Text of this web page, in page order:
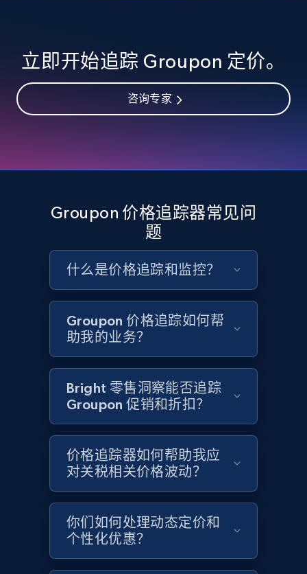
URL, Product id, Title, Product description,
Google Shopping - collects products from
web using keywords
URL, Product id, Title, Product description,
Rating, Reviews count, Images, Variations, and
2.4K+ 199+ 立即开始
Home Depot US
URL, Domain, Country code, Model number,
Sku, Product id, Product name, Manufacturer,
and more.
2.1K+ 355+ 立即开始
立即开始追踪 Groupon 定价。
咨询专家
Groupon 价格追踪器常见问
题
什么是价格追踪和监控？
Groupon 价格追踪如何帮
助我的业务？
Bright 零售洞察能否追踪
Groupon 促销和折扣？
价格追踪器如何帮助我应
对关税相关价格波动？
你们如何处理动态定价和
个性化优惠？